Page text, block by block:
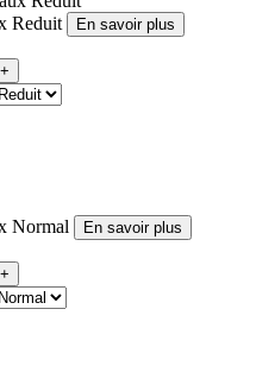
Reduit En savoir plus
+
Normal En savoir plus
+